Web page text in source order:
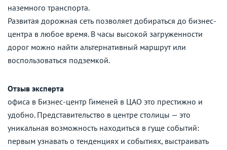
наземного транспорта.
Развитая дорожная сеть позволяет добираться до бизнес-
центра в любое время. В часы высокой загруженности
дорог можно найти альтернативный маршрут или
воспользоваться подземкой.
Отзыв эксперта
офиса в Бизнес-центр Гименей в ЦАО это престижно и
удобно. Представительство в центре столицы — это
уникальная возможность находиться в гуще событий:
первым узнавать о тенденциях и событиях, выстраивать